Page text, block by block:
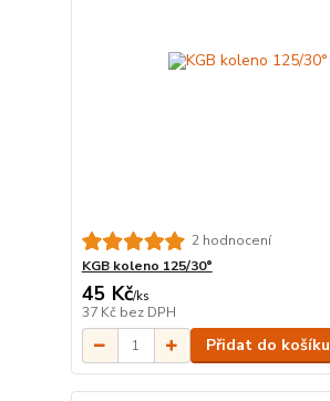
2 hodnocení
KGB koleno 125/30°
45 Kč/ks
37 Kč bez DPH
Přidat do košíku